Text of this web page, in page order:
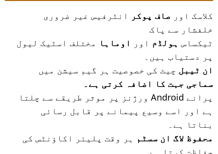
کلاسک اور صاف پوکر
انٹرفیس غیر ضروری
خلفشار سے پاک
ٹیکساس ہولڈم اور اوماہا مختلف اسٹیک لیول
پر دستیاب ہیں۔
ان ٹیبل چیٹ کی خصوصیت ہر گیم سیشن میں
سماجی جہت کا اضافہ کرتی ہے۔
پرانے Android ورژنز پر موثر طریقے سے چلتا
ہے اور اسے وسیع پیمانے پر قابل رسائی
بناتا ہے۔
محفوظ لاگ ان سسٹم ہر وقت پلیئر اکاؤنٹس کی
حفاظت کرتا ہے۔